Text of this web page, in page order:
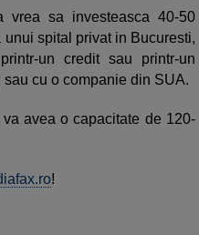
vrea sa investeasca 40-50
spital privat in Bucuresti,
un credit sau printr-un
cu o companie din SUA.
avea o capacitate de 120-
!